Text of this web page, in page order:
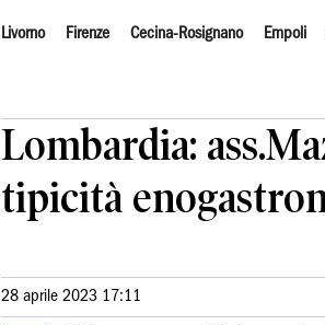
Livorno Firenze Cecina-Rosignano Empoli
Lombardia:
tipicità
28 aprile 2023 17:11